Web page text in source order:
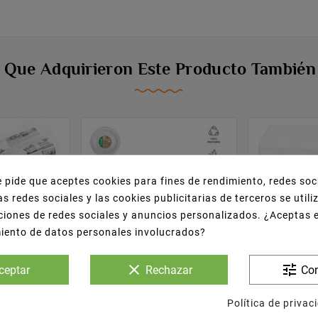
Adquirieron Este Producto
Bolsas De
pide que aceptes cookies para fines de rendimiento, redes
redes sociales y las cookies publicitarias de terceros se
de redes sociales y anuncios personalizados. ¿Aceptas
de datos personales involucrados?
clear Rechazar tune
Política de